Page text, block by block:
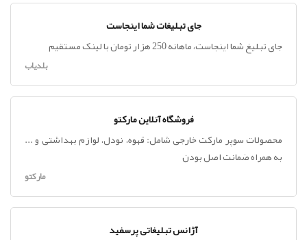
جای تبلیغات شما اینجاست
جای تبلیغ شما اینجاست، ماهانه 250 هزار تومان با لینک مستقیم
بلدیاب
فروشگاه آنلاین مارکتو
محصولات سوپر مارکت خارجی شامل: قهوه، نودل، لوازم بهداشتی و ...
به همراه ضمانت اصل بودن
مارکتو
آژانس تبلیغاتی پرسفید